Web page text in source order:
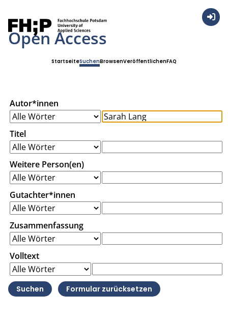
Open Access
StartseiteSuchenBrowsenVeröffentlichenFAQ
Autor*innen
Titel
Weitere Person(en)
Gutachter*innen
Zusammenfassung
Volltext